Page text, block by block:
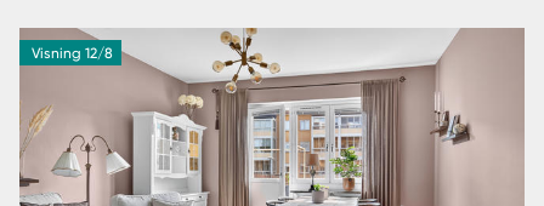
Visning 12/8